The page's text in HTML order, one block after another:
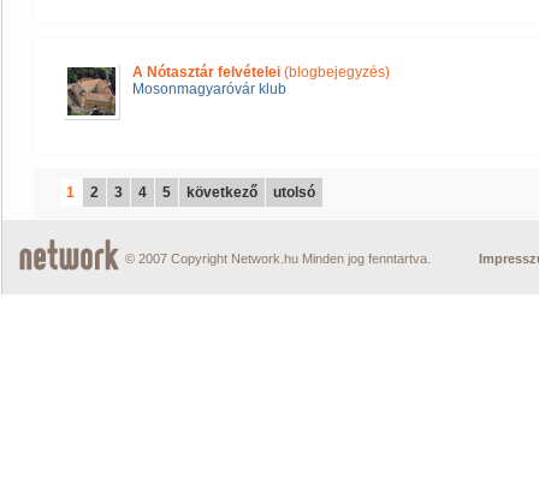
A Nótasztár felvételei (blogbejegyzés)
Mosonmagyaróvár klub
1 2 3 4 5 következő utolsó
© 2007 Copyright Network.hu Minden jog fenntartva.